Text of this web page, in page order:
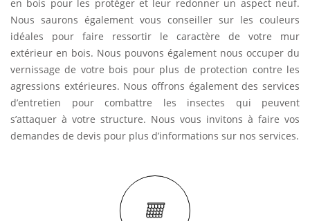
en bois pour les protéger et leur redonner un aspect neuf.
Nous saurons également vous conseiller sur les couleurs
idéales pour faire ressortir le caractère de votre mur
extérieur en bois. Nous pouvons également nous occuper du
vernissage de votre bois pour plus de protection contre les
agressions extérieures. Nous offrons également des services
d’entretien pour combattre les insectes qui peuvent
s’attaquer à votre structure. Nous vous invitons à faire vos
demandes de devis pour plus d’informations sur nos services.